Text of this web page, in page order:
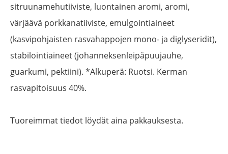
sitruunamehutiiviste, luontainen aromi, aromi,
värjäävä porkkanatiiviste, emulgointiaineet
(kasvipohjaisten rasvahappojen mono- ja diglyseridit),
stabilointiaineet (johanneksenleipäpuujauhe,
guarkumi, pektiini). *Alkuperä: Ruotsi. Kerman
rasvapitoisuus 40%.
Tuoreimmat tiedot löydät aina pakkauksesta.